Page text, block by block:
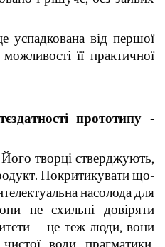
успадкована від першої
її практичної
прототипу -
творці стверджують,
Покритикувати що-
насолода для
не схильні довіряти
– це теж люди, вони